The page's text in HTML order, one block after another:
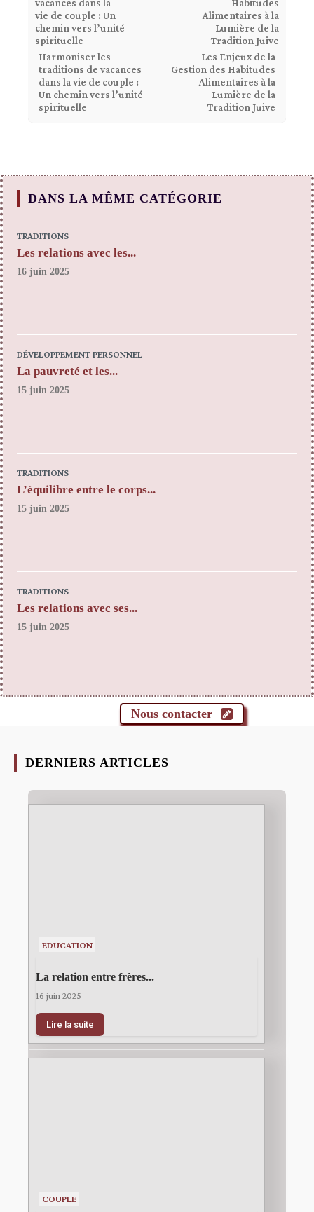
Harmoniser les
traditions de vacances
dans la vie de couple :
Un chemin vers l’unité
spirituelle
Les Enjeux de la
Gestion des Habitudes
Alimentaires à la
Lumière de la
Tradition Juive
DANS LA MÊME CATÉGORIE
TRADITIONS
Les relations avec les...
16 juin 2025
DÉVELOPPEMENT PERSONNEL
La pauvreté et les...
15 juin 2025
TRADITIONS
L’équilibre entre le corps...
15 juin 2025
TRADITIONS
Les relations avec ses...
15 juin 2025
Nous contacter
DERNIERS ARTICLES
EDUCATION
La relation entre frères...
16 juin 2025
Lire la suite
COUPLE